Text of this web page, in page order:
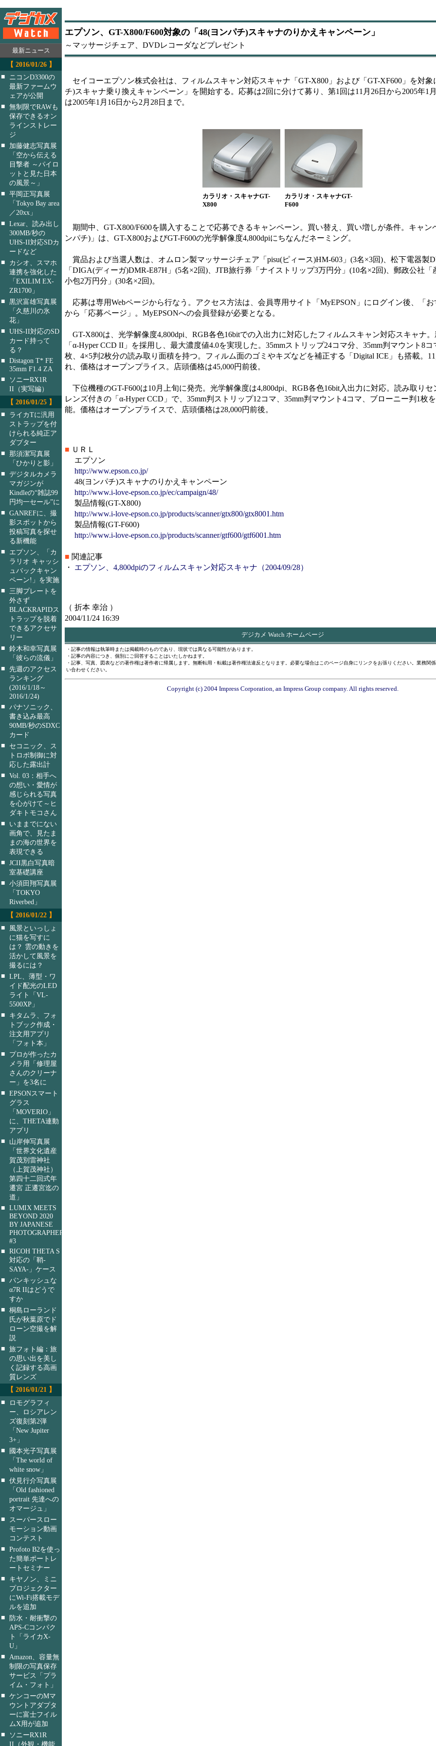
最新ニュース
【 2016/01/26 】
■
ニコンD3300の
最新ファームウ
ェアが公開
■ 無制限でRAWも
保存できるオン
ラインストレー
ジ
■
加藤健志写真展
「空から伝える
目撃者 ～パイロ
ットと見た日本
の風景～」
■ 平岡正写真展
「Tokyo Bay area
／20xx」
■ Lexar、読み出し
300MB/秒の
UHS-II対応SDカ
ードなど
■
カシオ、スマホ
連携を強化した
「EXILIM EX-
ZR1700」
■ 黒沢富雄写真展
「久慈川の氷
花」
■ UHS-II対応のSD
カード持って
る？
■ Distagon T* FE
35mm F1.4 ZA
■
ソニーRX1R
II（実写編）
【 2016/01/25 】
■
ライカTに汎用
ストラップを付
けられる純正ア
ダプター
■ 那須潔写真展
「ひかりと影」
■ デジタルカメラ
マガジンが
Kindleの“雑誌99
円均一セール”に
■ GANREFに、撮
影スポットから
投稿写真を探せ
る新機能
■
エプソン、「カ
ラリオ キャッシ
ュバックキャン
ペーン!」を実施
■ 三脚プレートを
外さず
BLACKRAPIDス
トラップを脱着
できるアクセサ
リー
■ 鈴木和幸写真展
「彼らの流儀」
■ 先週のアクセス
ランキング
(2016/1/18～
2016/1/24)
■ パナソニック、
書き込み最高
90MB/秒のSDXC
カード
■
セコニック、ス
トロボ制御に対
応した露出計
■ Vol. 03：相手へ
の想い・愛情が
感じられる写真
を心がけて～ヒ
ダキトモコさん
■
いままでにない
画角で、見たま
まの海の世界を
表現できる
■ JCII黒白写真暗
室基礎講座
■ 小須田翔写真展
「TOKYO
Riverbed」
【 2016/01/22 】
■
風景といっしょ
に猫を写すに
は？ 雲の動きを
活かして風景を
撮るには？
■ LPL、薄型・ワ
イド配光のLED
ライト「VL-
5500XP」
■
キタムラ、フォ
トブック作成・
注文用アプリ
「フォト本」
■
プロが作ったカ
メラ用「修理屋
さんのクリーナ
ー」を3名に
■ EPSONスマート
グラス
「MOVERIO」
に、THETA連動
アプリ
■
山岸伸写真展
「世界文化遺産
賀茂別雷神社
（上賀茂神社）
第四十二回式年
遷宮 正遷宮迄の
道」
■ LUMIX MEETS
BEYOND 2020
BY JAPANESE
PHOTOGRAPHERS
#3
■ RICOH THETA S
対応の「鞘-
SAYA-」ケース
■ パンキッシュな
α7R IIはどうで
すか
■ 桐島ローランド
氏が秋葉原でド
ローン空撮を解
説
■ 旅フォト編：旅
の思い出を美し
く記録する高画
質レンズ
【 2016/01/21 】
■
ロモグラフィ
ー、ロシアレン
ズ復刻第2弾
「New Jupiter
3+」
■
國本光子写真展
「The world of
white snow」
■ 伏見行介写真展
「Old fashioned
portrait 先達への
オマージュ」
■
スーパースロー
モーション動画
コンテスト
■ Profoto B2を使っ
た簡単ポートレ
ートセミナー
■
キヤノン、ミニ
プロジェクター
にWi-Fi搭載モデ
ルを追加
■
防水・耐衝撃の
APS-Cコンパク
ト「ライカX-
U」
■
Amazon、容量無
制限の写真保存
サービス「プラ
イム・フォト」
■ ケンコーのMマ
ウントアダプタ
ーに富士フイル
ムX用が追加
■
ソニーRX1R
II（外観・機能
エプソン、GT-X800/F600対象の「48(ヨンパチ)スキャナのりかえキャンペーン」
～マッサージチェア、DVDレコーダなどプレゼント
セイコーエプソン株式会社は、フィルムスキャン対応スキャナ「GT-X800」および「GT-XF600」を対象
チ)スキャナ乗り換えキャンペーン」を開始する。応募は2回に分けて募り、第1回は11月26日から2005年1
は2005年1月16日から2月28日まで。
カラリオ・スキャナGT-
X800
カラリオ・スキャナGT-
F600
期間中、GT-X800/F600を購入することで応募できるキャンペーン。買い替え、買い増しが条件。キャン
ンパチ)」は、GT-X800およびGT-F600の光学解像度4,800dpiにちなんだネーミング。
賞品および当選人数は、オムロン製マッサージチェア「pisu(ピィース)HM-603」(3名×3回)、松下電器製
「DIGA(ディーガ)DMR-E87H」(5名×2回)、JTB旅行券「ナイストリップ3万円分」(10名×2回)、郵政公社「
小包2万円分」(30名×2回)。
応募は専用Webページから行なう。アクセス方法は、会員専用サイト「MyEPSON」にログイン後、「お
から「応募ページ」。MyEPSONへの会員登録が必要となる。
GT-X800は、光学解像度4,800dpi、RGB各色16bitでの入出力に対応したフィルムスキャン対応スキャナ
「α-Hyper CCD II」を採用し、最大濃度値4.0を実現した。35mmストリップ24コマ分、35mm判マウント8
枚、4×5判2枚分の読み取り面積を持つ。フィルム面のゴミやキズなどを補正する「Digital ICE」も搭載。
れ、価格はオープンプライス。店頭価格は45,000円前後。
下位機種のGT-F600は10月上旬に発売。光学解像度は4,800dpi、RGB各色16bit入出力に対応。読み取りセ
レンズ付きの「α-Hyper CCD」で、35mm判ストリップ12コマ、35mm判マウント4コマ、ブローニー判1枚
能。価格はオープンプライスで、店頭価格は28,000円前後。
■ ＵＲＬ
エプソン
http://www.epson.co.jp/
48(ヨンパチ)スキャナのりかえキャンペーン
http://www.i-love-epson.co.jp/ec/campaign/48/
製品情報(GT-X800)
http://www.i-love-epson.co.jp/products/scanner/gtx800/gtx8001.htm
製品情報(GT-F600)
http://www.i-love-epson.co.jp/products/scanner/gtf600/gtf6001.htm
■ 関連記事
・ エプソン、4,800dpiのフィルムスキャン対応スキャナ（2004/09/28）
（ 折本 幸治 ）
2004/11/24 16:39
デジカメ Watch ホームページ
・記事の情報は執筆時または掲載時のものであり、現状では異なる可能性があります。
・記事の内容につき、個別にご回答することはいたしかねます。
・記事、写真、図表などの著作権は著作者に帰属します。無断転用・転載は著作権法違反となります。必要な場合はこのページ自身にリンクをお張りください。業務関
い合わせください。
Copyright (c) 2004 Impress Corporation, an Impress Group company. All rights reserved.